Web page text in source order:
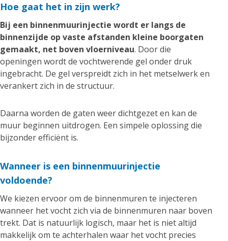
Hoe gaat het in zijn werk?
Bij een binnenmuurinjectie wordt er langs de
binnenzijde op vaste afstanden kleine boorgaten
gemaakt, net boven vloerniveau. Door die
openingen wordt de vochtwerende gel onder druk
ingebracht. De gel verspreidt zich in het metselwerk en
verankert zich in de structuur.
Daarna worden de gaten weer dichtgezet en kan de
muur beginnen uitdrogen. Een simpele oplossing die
bijzonder efficiënt is.
Wanneer is een binnenmuurinjectie
voldoende?
We kiezen ervoor om de binnenmuren te injecteren
wanneer het vocht zich via de binnenmuren naar boven
trekt. Dat is natuurlijk logisch, maar het is niet altijd
makkelijk om te achterhalen waar het vocht precies